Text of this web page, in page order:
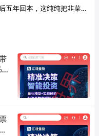
本，这纯纯把韭菜当日本人骗！